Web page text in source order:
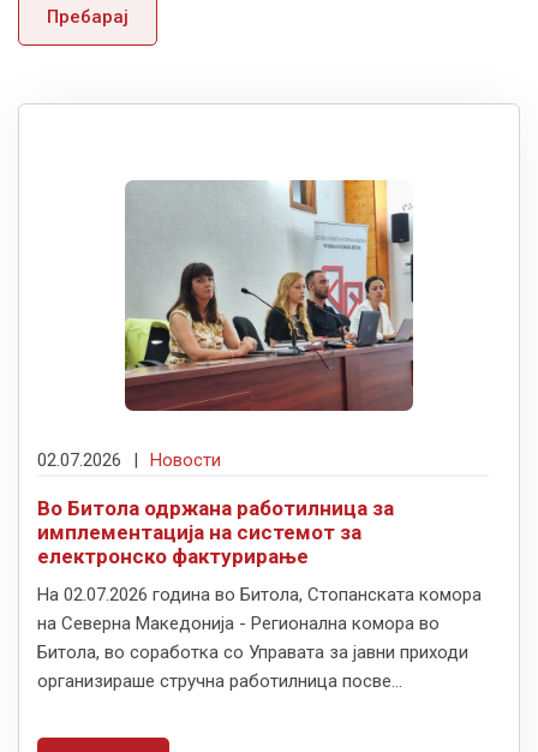
Пребарај
02.07.2026 | Новости
Во Битола одржана работилница за
имплементација на системот за
електронско фактурирање
На 02.07.2026 година во Битола, Стопанската комора
на Северна Македонија - Регионална комора во
Битола, во соработка со Управата за јавни приходи
организираше стручна работилница посве...